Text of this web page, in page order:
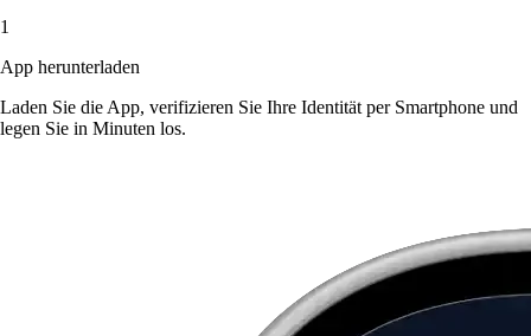
1
App herunterladen
Laden Sie die App, verifizieren Sie Ihre Identität per Smartphone und
legen Sie in Minuten los.